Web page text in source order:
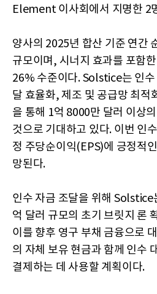
Element 이사회에서 지명한 2
양사의 2025년 합산 기준 연간
규모이며, 시너지 효과를 포함
26% 수준이다. Solstice는 인수
달 효율화, 제조 및 공급망 최적
을 통해 1억 8000만 달러 이상
것으로 기대하고 있다. 이번 인
정 주당순이익(EPS)에 긍정적
망된다.
인수 자금 조달을 위해
억 달러 규모의 초기 브릿지 론
이를 향후 영구 부채 금융으로
의 자체 보유 현금과 함께 인수
결제하는 데 사용할 계획이다.